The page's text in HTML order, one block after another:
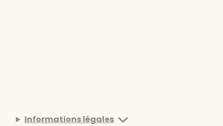
Informations légales